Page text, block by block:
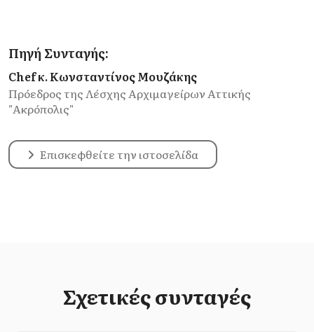
Πηγή Συνταγής:
Chef κ. Κωνσταντίνος Μουζάκης
Πρόεδρος της Λέσχης Αρχιμαγείρων Αττικής
"Ακρόπολις"
Επισκεφθείτε την ιστοσελίδα
Σχετικές συνταγές